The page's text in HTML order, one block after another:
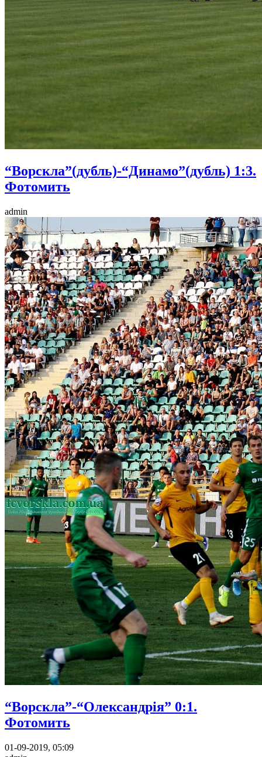
“Ворскла”(дубль)-“Динамо”(дубль) 1:3.
Фотомить
admin
“Ворскла”-“Олександрія” 0:1.
Фотомить
01-09-2019, 05:09